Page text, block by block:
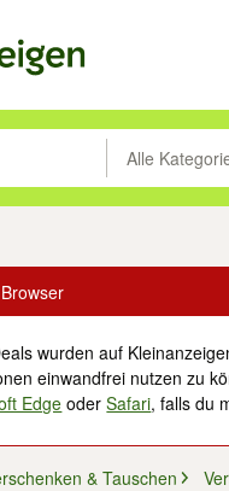
drücken um zu
Alle
wurden auf
einwandfrei nutzen zu
Edge oderSafari, falls du
& Tauschen